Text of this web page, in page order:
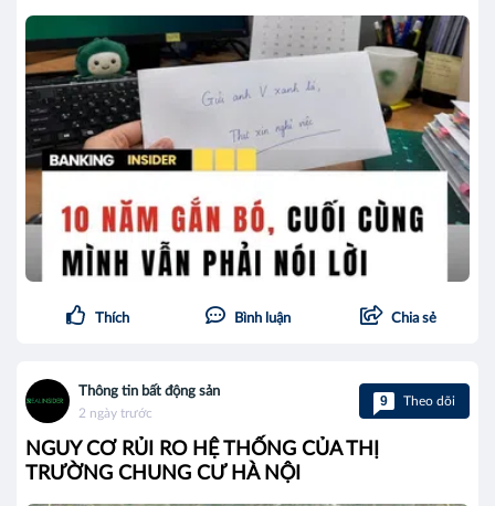
Thích Bình luận Chia sẻ
Thông tin bất động sản
2 ngày trước
9 Theo dõi
NGUY CƠ RỦI RO HỆ THỐNG CỦA THỊ
TRƯỜNG CHUNG CƯ HÀ NỘI